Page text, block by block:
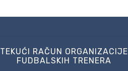
TEKUĆI RAČUN ORGANIZACIJE
FUDBALSKIH TRENERA